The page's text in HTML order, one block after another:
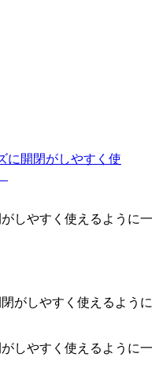
しやすく使えるように一
しやすく使えるように一